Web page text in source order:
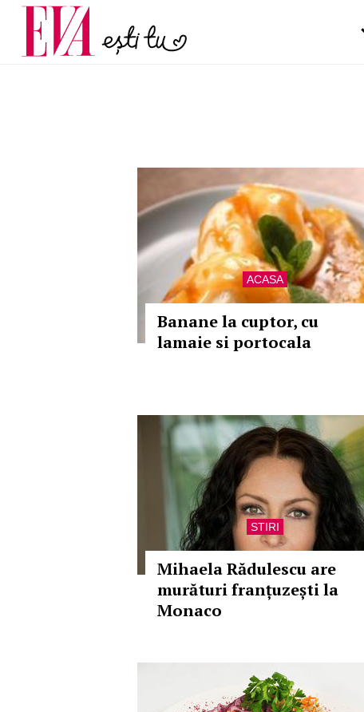
ACASA
Banane la cuptor, cu
lamaie si portocala
STIRI
Mihaela Rădulescu are
murături franțuzești la
Monaco
Carieră
Actualitate